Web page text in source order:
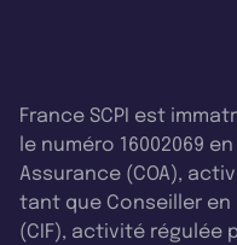
France SCPI est
le numéro 16002069
Assurance (COA),
tant que Conseiller
(CIF), activité régulée